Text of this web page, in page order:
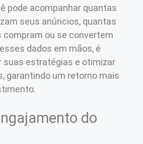
pode acompanhar quantas
seus anúncios, quantas
compram ou se convertem
dados em mãos, é
suas estratégias e otimizar
garantindo um retorno mais
do